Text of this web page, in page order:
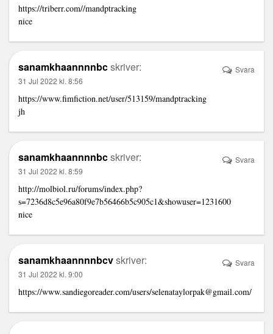
https://triberr.com//mandptracking
nice
sanamkhaannnnbcskriver:
31 Jul 2022 kl. 8:56
https://www.fimfiction.net/user/513159/mandptracking
jh
Svara
sanamkhaannnnbcskriver:
31 Jul 2022 kl. 8:59
http://molbiol.ru/forums/index.php?
s=7236d8c5e96a80f9e7b56466b5c905c1&showuser=1231600
nice
Svara
sanamkhaannnnbcvskriver:
31 Jul 2022 kl. 9:00
https://www.sandiegoreader.com/users/selenataylorpak@gmail.com/
Svara